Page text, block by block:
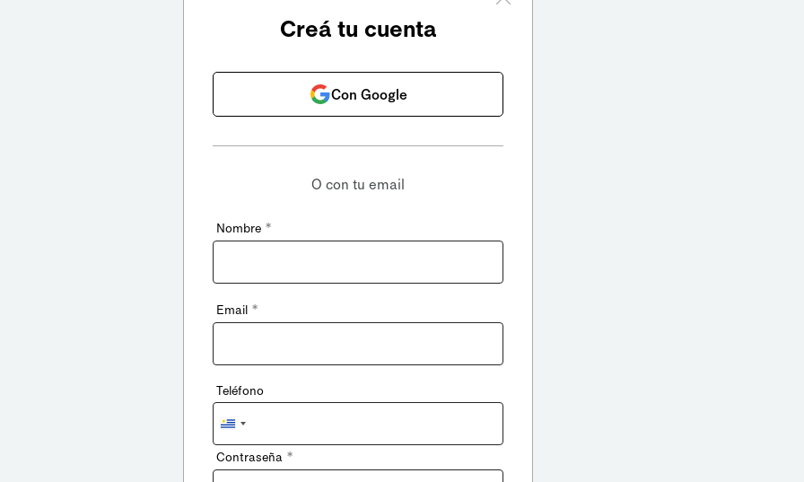
Creá tu cuenta
Con Google
O con tu email
Nombre *
Email *
Teléfono
Uruguay
+598
Contraseña *